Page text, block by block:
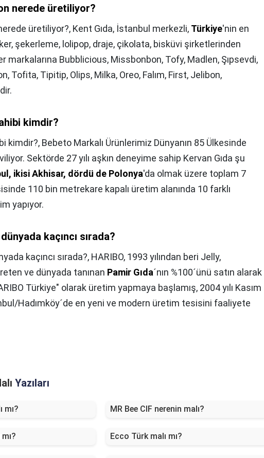
nerede üretiliyor?
üretiliyor?, Kent Gıda, İstanbul merkezli, Türkiye'nin en
şekerleme, lolipop, draje, çikolata, bisküvi şirketlerinden
markalarına Bubblicious, Missbonbon, Tofy, Madlen, Şıpsevdi,
Tofita, Tipitip, Olips, Milka, Oreo, Falım, First, Jelibon,
kimdir?
kimdir?, Bebeto Markalı Ürünlerimiz Dünyanın 85 Ülkesinde
Sektörde 27 yılı aşkın deneyime sahip Kervan Gıda şu
ikisi Akhisar, dördü de Polonya'da olmak üzere toplam 7
110 bin metrekare kapalı üretim alanında 10 farklı
yapıyor.
kaçıncı sırada?
kaçıncı sırada?, HARIBO, 1993 yılından beri Jelly,
ve dünyada tanınan Pamir Gıda´nın %100´ünü satın alarak
Türkiye" olarak üretim yapmaya başlamış, 2004 yılı Kasım
Hadımköy´de en yeni ve modern üretim tesisini faaliyete
Yazıları
mı? MR Bee CIF nerenin malı?
Ecco Türk malı mı?